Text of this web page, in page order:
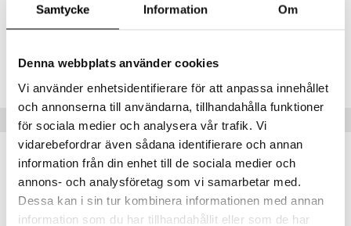
Samtycke Information Om
Denna webbplats använder cookies
Vi använder enhetsidentifierare för att anpassa innehållet
och annonserna till användarna, tillhandahålla funktioner
för sociala medier och analysera vår trafik. Vi
vidarebefordrar även sådana identifierare och annan
information från din enhet till de sociala medier och
annons- och analysföretag som vi samarbetar med.
Dessa kan i sin tur kombinera informationen med annan
information som du har tillhandahållit eller som de har
Carbonate, Parfum, Ci 19140, Ci 42090, Ci 16035
COG09-QL-385-XX-XX
Suositut tuotteet
-25%